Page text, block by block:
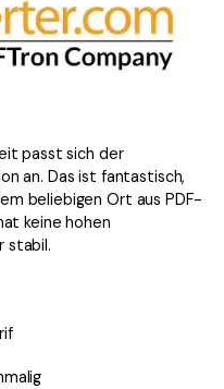
passt sich der
an. Das ist fantastisch,
beliebigen Ort aus PDF-
keine hohen
stabil.